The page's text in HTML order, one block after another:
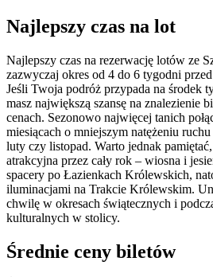
Najlepszy czas na lot
Najlepszy czas na rezerwację lotów ze
zazwyczaj okres od 4 do 6 tygodni
Jeśli Twoja podróż przypada na środek
masz największą szansę na znalezienie
cenach. Sezonowo najwięcej tanich
miesiącach o mniejszym natężeniu
luty czy listopad. Warto jednak
atrakcyjna przez cały rok – wiosna i
spacery po Łazienkach Królewskich,
iluminacjami na Trakcie Królewskim.
chwilę w okresach świątecznych i
kulturalnych w stolicy.
Średnie ceny biletów